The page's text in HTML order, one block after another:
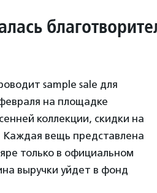
sample sale для
на площадке
коллекции, скидки на
Каждая вещь представлена
только в официальном
выручки уйдет в фонд